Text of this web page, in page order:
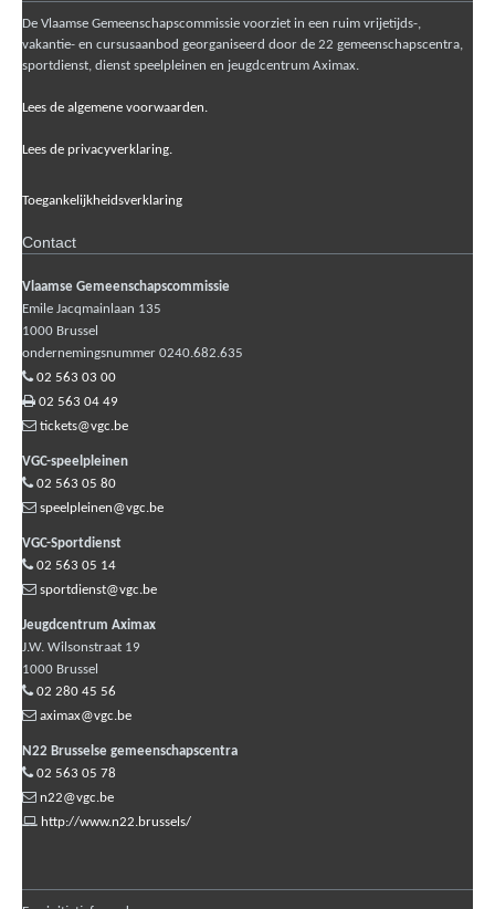
De Vlaamse Gemeenschapscommissie voorziet in een ruim vrijetijds-,
vakantie- en cursusaanbod georganiseerd door de 22 gemeenschapscentra,
sportdienst, dienst speelpleinen en jeugdcentrum Aximax.
Lees de algemene voorwaarden.
Lees de privacyverklaring.
Toegankelijkheidsverklaring
Contact
Vlaamse Gemeenschapscommissie
Emile Jacqmainlaan 135
1000 Brussel
ondernemingsnummer 0240.682.635
02 563 03 00
02 563 04 49
tickets@vgc.be
VGC-speelpleinen
02 563 05 80
speelpleinen@vgc.be
VGC-Sportdienst
02 563 05 14
sportdienst@vgc.be
Jeugdcentrum Aximax
J.W. Wilsonstraat 19
1000 Brussel
02 280 45 56
aximax@vgc.be
N22 Brusselse gemeenschapscentra
02 563 05 78
n22@vgc.be
http://www.n22.brussels/